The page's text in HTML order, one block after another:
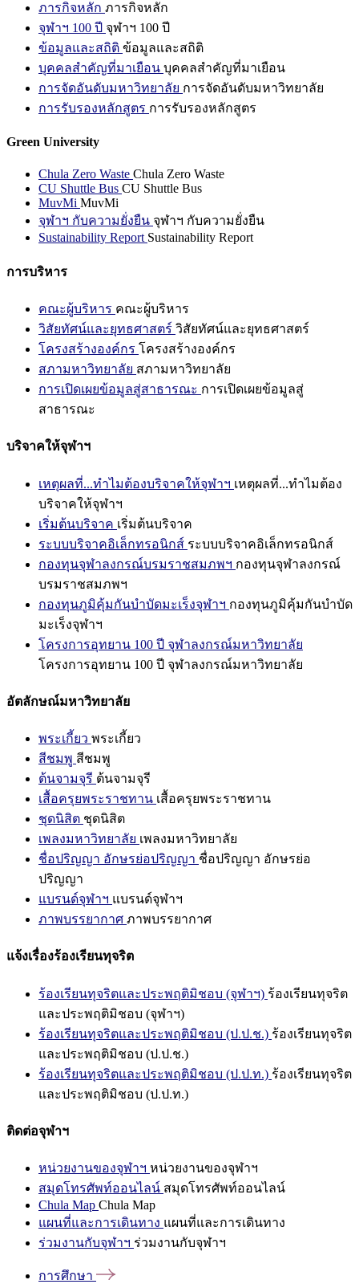
ภารกิจหลัก ภารกิจหลัก
จุฬาฯ 100 ปี จุฬาฯ 100 ปี
ข้อมูลและสถิติ ข้อมูลและสถิติ
บุคคลสำคัญที่มาเยือน บุคคลสำคัญที่มาเยือน
การจัดอันดับมหาวิทยาลัย การจัดอันดับมหาวิทยาลัย
การรับรองหลักสูตร การรับรองหลักสูตร
Green University
Chula Zero Waste Chula Zero Waste
CU Shuttle Bus CU Shuttle Bus
MuvMi MuvMi
จุฬาฯ กับความยั่งยืน จุฬาฯ กับความยั่งยืน
Sustainability Report Sustainability Report
การบริหาร
คณะผู้บริหาร คณะผู้บริหาร
วิสัยทัศน์และยุทธศาสตร์ วิสัยทัศน์และยุทธศาสตร์
โครงสร้างองค์กร โครงสร้างองค์กร
สภามหาวิทยาลัย สภามหาวิทยาลัย
การเปิดเผยข้อมูลสู่สาธารณะ การเปิดเผยข้อมูลสู่
สาธารณะ
บริจาคให้จุฬาฯ
เหตุผลที่...ทำไมต้องบริจาคให้จุฬาฯ เหตุผลที่...ทำไมต้อง
บริจาคให้จุฬาฯ
เริ่มต้นบริจาค เริ่มต้นบริจาค
ระบบบริจาคอิเล็กทรอนิกส์ ระบบบริจาคอิเล็กทรอนิกส์
กองทุนจุฬาลงกรณ์บรมราชสมภพฯ กองทุนจุฬาลงกรณ์
บรมราชสมภพฯ
กองทุนภูมิคุ้มกันบำบัดมะเร็งจุฬาฯ กองทุนภูมิคุ้มกันบำบัด
มะเร็งจุฬาฯ
โครงการอุทยาน 100 ปี จุฬาลงกรณ์มหาวิทยาลัย
โครงการอุทยาน 100 ปี จุฬาลงกรณ์มหาวิทยาลัย
อัตลักษณ์มหาวิทยาลัย
พระเกี้ยว พระเกี้ยว
สีชมพู สีชมพู
ต้นจามจุรี ต้นจามจุรี
เสื้อครุยพระราชทาน เสื้อครุยพระราชทาน
ชุดนิสิต ชุดนิสิต
เพลงมหาวิทยาลัย เพลงมหาวิทยาลัย
ชื่อปริญญา อักษรย่อปริญญา ชื่อปริญญา อักษรย่อ
ปริญญา
แบรนด์จุฬาฯ แบรนด์จุฬาฯ
ภาพบรรยากาศ ภาพบรรยากาศ
แจ้งเรื่องร้องเรียนทุจริต
ร้องเรียนทุจริตและประพฤติมิชอบ (จุฬาฯ) ร้องเรียนทุจริต
และประพฤติมิชอบ (จุฬาฯ)
ร้องเรียนทุจริตและประพฤติมิชอบ (ป.ป.ช.) ร้องเรียนทุจริต
และประพฤติมิชอบ (ป.ป.ช.)
ร้องเรียนทุจริตและประพฤติมิชอบ (ป.ป.ท.) ร้องเรียนทุจริต
และประพฤติมิชอบ (ป.ป.ท.)
ติดต่อจุฬาฯ
หน่วยงานของจุฬาฯ หน่วยงานของจุฬาฯ
สมุดโทรศัพท์ออนไลน์ สมุดโทรศัพท์ออนไลน์
Chula Map Chula Map
แผนที่และการเดินทาง แผนที่และการเดินทาง
ร่วมงานกับจุฬาฯ ร่วมงานกับจุฬาฯ
การศึกษา